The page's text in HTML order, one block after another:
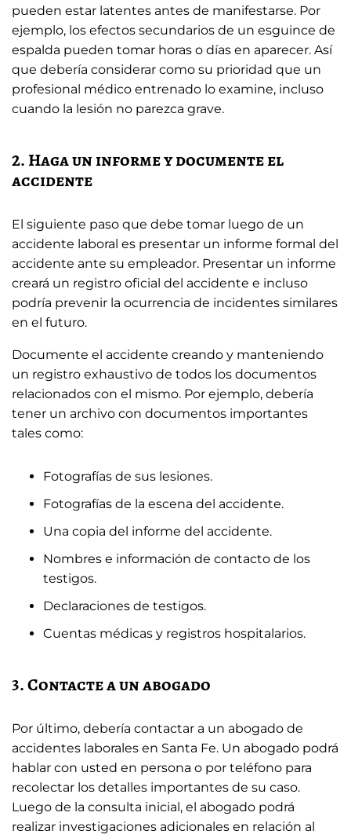
pueden estar latentes antes de manifestarse. Por
ejemplo, los efectos secundarios de un esguince de
espalda pueden tomar horas o días en aparecer. Así
que debería considerar como su prioridad que un
profesional médico entrenado lo examine, incluso
cuando la lesión no parezca grave.
2. Haga un informe y documente el
accidente
El siguiente paso que debe tomar luego de un
accidente laboral es presentar un informe formal del
accidente ante su empleador. Presentar un informe
creará un registro oficial del accidente e incluso
podría prevenir la ocurrencia de incidentes similares
en el futuro.
Documente el accidente creando y manteniendo
un registro exhaustivo de todos los documentos
relacionados con el mismo. Por ejemplo, debería
tener un archivo con documentos importantes
tales como:
Fotografías de sus lesiones.
Fotografías de la escena del accidente.
Una copia del informe del accidente.
Nombres e información de contacto de los
testigos.
Declaraciones de testigos.
Cuentas médicas y registros hospitalarios.
3. Contacte a un abogado
Por último, debería contactar a un abogado de
accidentes laborales en Santa Fe. Un abogado podrá
hablar con usted en persona o por teléfono para
recolectar los detalles importantes de su caso.
Luego de la consulta inicial, el abogado podrá
realizar investigaciones adicionales en relación al